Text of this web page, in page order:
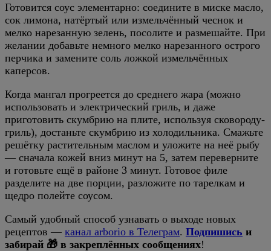
Готовится соус элементарно: соедините в миске масло,
сок лимона, натёртый или измельчённый чеснок и
мелко нарезанную зелень, посолите и размешайте. При
желании добавьте немного мелко нарезанного острого
перчика и замените соль ложкой измельчённых
каперсов.
Когда мангал прогреется до среднего жара (можно
использовать и электрический гриль, и даже
приготовить скумбрию на плите, используя сковороду-
гриль), достаньте скумбрию из холодильника. Смажьте
решётку растительным маслом и уложите на неё рыбу
— сначала кожей вниз минут на 5, затем переверните
и готовьте ещё в районе 3 минут. Готовое филе
разделите на две порции, разложите по тарелкам и
щедро полейте соусом.
Самый удобный способ узнавать о выходе новых
рецептов — канал arborio в Телеграм. Подпишись и
забирай 🎁 в закреплённых сообщениях!